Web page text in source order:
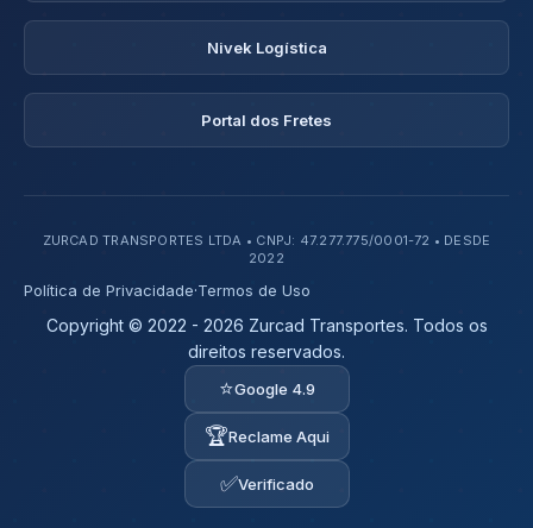
Nivek Logística
Portal dos Fretes
ZURCAD TRANSPORTES LTDA • CNPJ: 47.277.775/0001-72 • DESDE
2022
Política de Privacidade·Termos de Uso
Copyright © 2022 - 2026 Zurcad Transportes. Todos os
direitos reservados.
⭐Google 4.9
🏆Reclame Aqui
✅Verificado